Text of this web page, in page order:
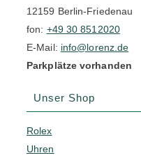
12159 Berlin-Friedenau
fon: +49 30 8512020
E-Mail: info@lorenz.de
Parkplätze vorhanden
Unser Shop
Rolex
Uhren